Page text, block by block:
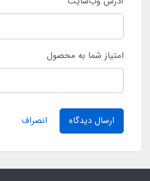
امتیاز شما به محصول
ارسال دیدگاه انصراف